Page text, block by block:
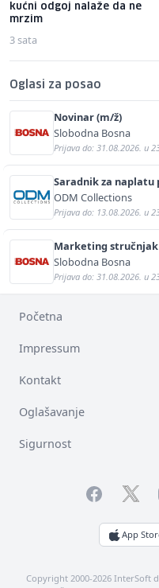
kućni odgoj nalaže da ne
mrzim
3 sata
Oglasi za posao
Novinar (m/ž)
Slobodna Bosna
Prijava do: 31.08.2026. u
Saradnik za naplatu
ODM Collections
Prijava do: 13.08.2026. u
Marketing stručnjak
Slobodna Bosna
Prijava do: 31.08.2026. u
Početna
Impressum
Kontakt
Oglašavanje
Sigurnost
FacebookTwitter
App
Copyright 2000-2026 InterSoft